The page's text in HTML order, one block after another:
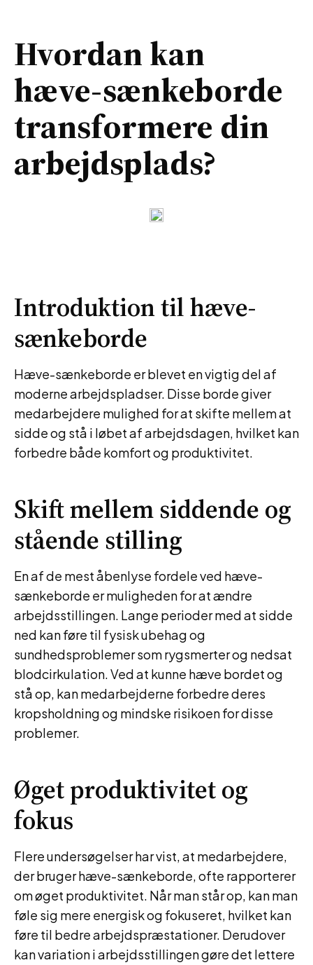
Hvordan kan
hæve-sænkeborde
transformere din
arbejdsplads?
Introduktion til hæve-
sænkeborde
Hæve-sænkeborde er blevet en vigtig del af
moderne arbejdspladser. Disse borde giver
medarbejdere mulighed for at skifte mellem at
sidde og stå i løbet af arbejdsdagen, hvilket kan
forbedre både komfort og produktivitet.
Skift mellem siddende og
stående stilling
En af de mest åbenlyse fordele ved hæve-
sænkeborde er muligheden for at ændre
arbejdsstillingen. Lange perioder med at sidde
ned kan føre til fysisk ubehag og
sundhedsproblemer som rygsmerter og nedsat
blodcirkulation. Ved at kunne hæve bordet og
stå op, kan medarbejderne forbedre deres
kropsholdning og mindske risikoen for disse
problemer.
Øget produktivitet og
fokus
Flere undersøgelser har vist, at medarbejdere,
der bruger hæve-sænkeborde, ofte rapporterer
om øget produktivitet. Når man står op, kan man
føle sig mere energisk og fokuseret, hvilket kan
føre til bedre arbejdspræstationer. Derudover
kan variation i arbejdsstillingen gøre det lettere